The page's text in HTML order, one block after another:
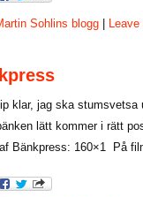
Sohlins blogg
klar, jag ska
lätt kommer i rätt
Bänkpress: 160×1 På